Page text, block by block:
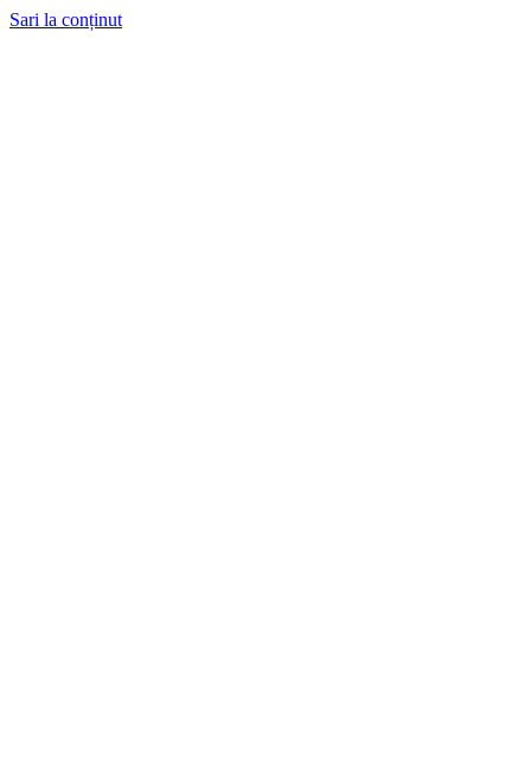
Sari la conținut